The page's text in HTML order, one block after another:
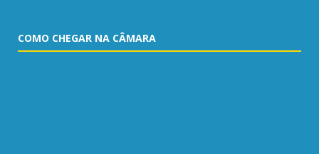
COMO CHEGAR NA CÂMARA